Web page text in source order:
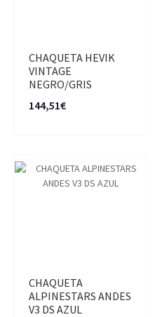
CHAQUETA HEVIK
VINTAGE
NEGRO/GRIS
144,51€
CHAQUETA
ALPINESTARS ANDES
V3 DS AZUL